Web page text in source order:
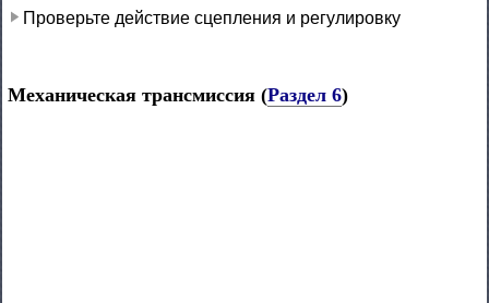
Проверьте действие сцепления и регулировку
Механическая трансмиссия (Раздел 6)